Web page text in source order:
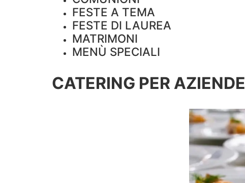
FESTE A TEMA
FESTE DI LAUREA
MATRIMONI
MENÙ SPECIALI
CATERING PER AZIENDE